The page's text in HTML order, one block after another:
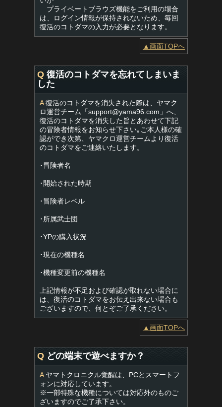
プライベートブラウズ機能をご利用の場合
は、ログイン情報が保持されないため、毎回
復活のコトダマの入力が必要となります。
▲画面TOPへ
Q 復活のコトダマを忘れてしまいま
した
A復活のコトダマを消失された際は、ヤマク
ロ運営チーム「support@yama96.com 」へ、
復活のコトダマを消失した旨とあわせて下記
の冒険者情報をお知らせ下さい｡ご本人様の確
認ができ次第、ヤマクロ運営チームより復活
のコトダマをご連絡いたします。
･冒険者名
･開始された時期
･冒険者レベル
･所属武士団
･YPの購入状況
･現在の機種名
･機種変更前の機種名
上記情報が不足および確認が取れない場合に
は、復活のコトダマをお伝え出来ない場合も
ございますので、何とぞご了承ください。
▲画面TOPへ
Q どの端末で遊べますか？
Aヤマトクロニクル覚醒は、PCとスマートフ
ォンに対応しています。
※一部特殊な機種については対応外のものご
ざいますのでご了承下さい。